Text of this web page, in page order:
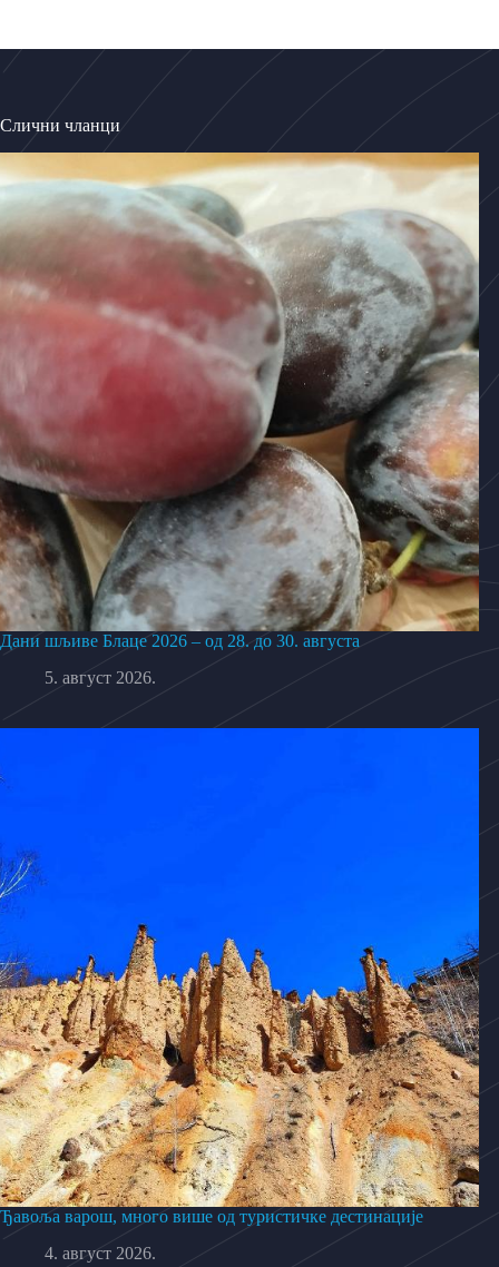
Слични чланци
Дани шљиве Блаце 2026 – од 28. до 30. августа
5. август 2026.
Ђавоља варош, много више од туристичке дестинације
4. август 2026.